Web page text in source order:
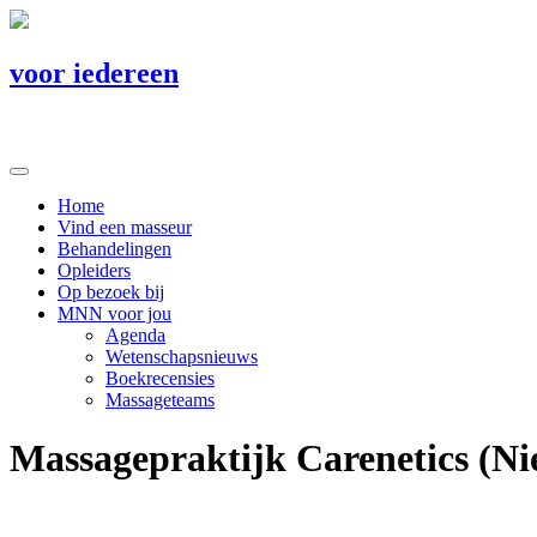
voor iedereen
Home
Vind een masseur
Behandelingen
Opleiders
Op bezoek bij
MNN voor jou
Agenda
Wetenschapsnieuws
Boekrecensies
Massageteams
Massagepraktijk Carenetics